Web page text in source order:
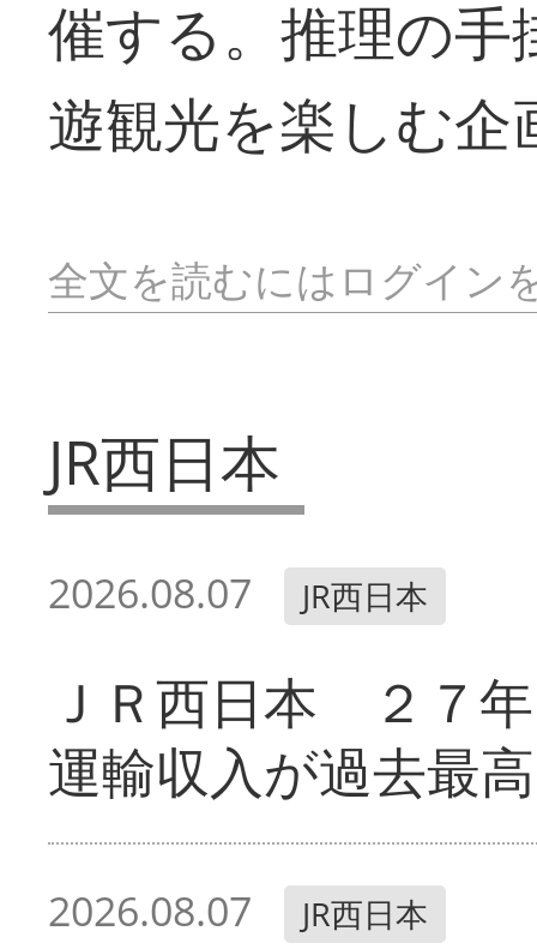
催する。推理の
遊観光を楽しむ企
全文を読むにはログイン
JR西日本
2026.08.07 JR西日本
ＪＲ西日本 ２７
運輸収入が過去最高
2026.08.07 JR西日本